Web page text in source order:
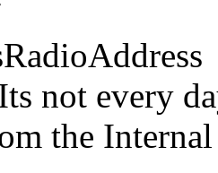
not every
the